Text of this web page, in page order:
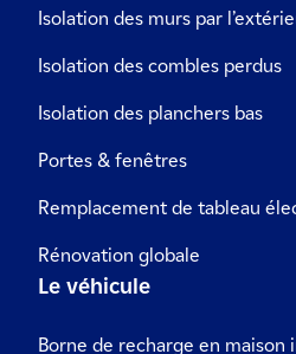
Isolation des murs par
Isolation des combles perdus
Isolation des planchers bas
Portes & fenêtres
Remplacement de tableau
Rénovation globale
Le véhicule
Borne de recharge en maison